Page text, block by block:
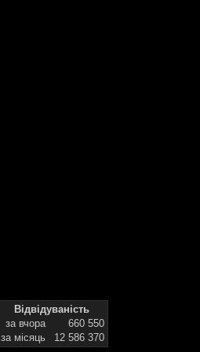
Відвідуваність
за вчора
660 550
за місяць
12 586 370